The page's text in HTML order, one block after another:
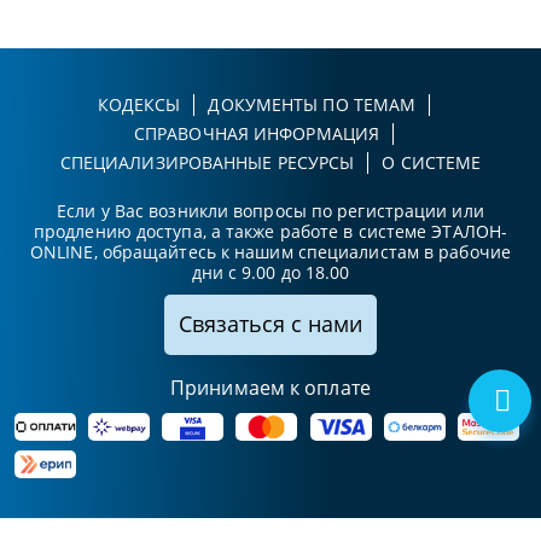
КОДЕКСЫ
ДОКУМЕНТЫ ПО ТЕМАМ
СПРАВОЧНАЯ ИНФОРМАЦИЯ
СПЕЦИАЛИЗИРОВАННЫЕ РЕСУРСЫ
О СИСТЕМЕ
Если у Вас возникли вопросы по регистрации или
продлению доступа, а также работе в системе ЭТАЛОН-
ONLINE, обращайтесь к нашим специалистам в рабочие
дни с 9.00 до 18.00
Связаться с нами
Принимаем к оплате